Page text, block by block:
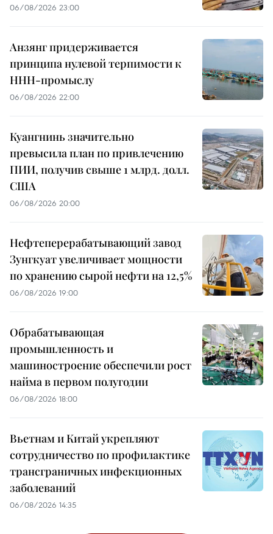
06/08/2026 23:00
Анзянг придерживается
принципа нулевой терпимости к
ННН-промыслу
06/08/2026 22:00
Куангнинь значительно
превысила план по привлечению
ПИИ, получив свыше 1 млрд. долл.
США
06/08/2026 20:00
Нефтеперерабатывающий завод
Зунгкуат увеличивает мощности
по хранению сырой нефти на 12,5%
06/08/2026 19:00
Обрабатывающая
промышленность и
машиностроение обеспечили рост
найма в первом полугодии
06/08/2026 18:00
Вьетнам и Китай укрепляют
сотрудничество по профилактике
трансграничных инфекционных
заболеваний
06/08/2026 14:35